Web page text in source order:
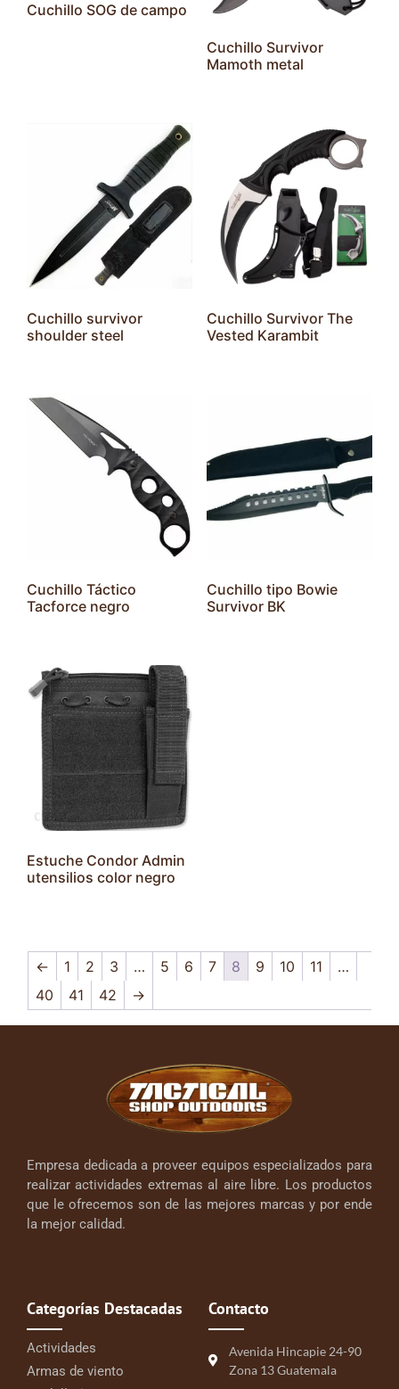
Cuchillo SOG de campo
Cuchillo Survivor
Mamoth metal
Cuchillo survivor
shoulder steel
Cuchillo Survivor The
Vested Karambit
Cuchillo Táctico
Tacforce negro
Cuchillo tipo Bowie
Survivor BK
Estuche Condor Admin
utensilios color negro
← 1 2 3 … 5 6 7 8 9 10 11
…
40
41 42 →
Empresa dedicada a proveer equipos especializados para
realizar actividades extremas al aire libre. Los productos
que le ofrecemos son de las mejores marcas y por ende
la mejor calidad.
Categorías Destacadas
Actividades
Armas de viento
Contacto
Avenida Hincapie 24-90
Zona 13 Guatemala